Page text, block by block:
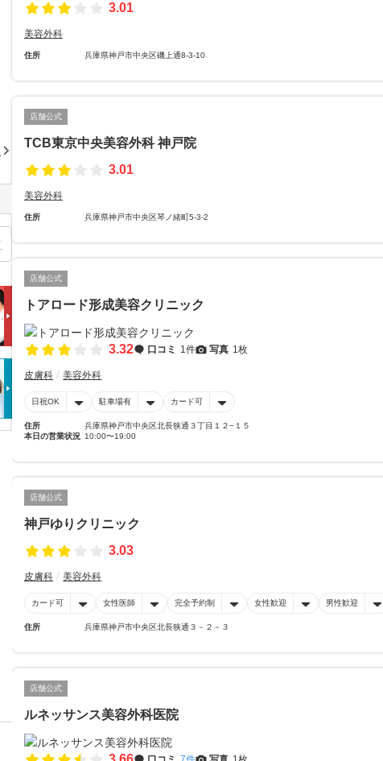
3.01
美容外科
住所 兵庫県神戸市中央区磯上通8-3-10
店舗公式
TCB東京中央美容外科 神戸院
3.01
美容外科
住所 兵庫県神戸市中央区琴ノ緒町5-3-2
店舗公式
トアロード形成美容クリニック
3.32 口コミ 1件 写真 1枚
皮膚科 美容外科
日祝OK 駐車場有 カード可
住所
兵庫県神戸市中央区北長狭通３丁目１２−１５
本日の営業状況 10:00〜19:00
店舗公式
神戸ゆりクリニック
3.03
皮膚科 美容外科
カード可 女性医師 完全予約制 女性歓迎 男性歓迎
住所 兵庫県神戸市中央区北長狭通３－２－３
店舗公式
ルネッサンス美容外科医院